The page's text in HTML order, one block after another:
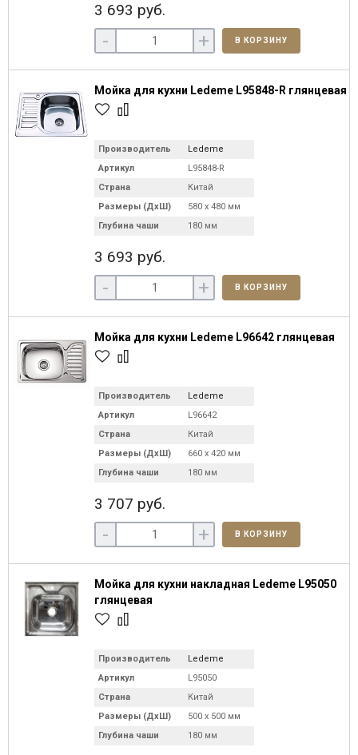
3 693 руб.
- + В КОРЗИНУ
Мойка для кухни Ledeme L95848-R глянцевая
Производитель
Ledeme
Артикул
L95848-R
Страна
Китай
Размеры (ДхШ)
580 х 480 мм
Глубина чаши
180 мм
3 693 руб.
- + В КОРЗИНУ
Мойка для кухни Ledeme L96642 глянцевая
Производитель
Ledeme
Артикул
L96642
Страна
Китай
Размеры (ДхШ)
660 х 420 мм
Глубина чаши
180 мм
3 707 руб.
- + В КОРЗИНУ
Мойка для кухни накладная Ledeme L95050
глянцевая
Производитель
Ledeme
Артикул
L95050
Страна
Китай
Размеры (ДхШ)
500 х 500 мм
Глубина чаши
180 мм